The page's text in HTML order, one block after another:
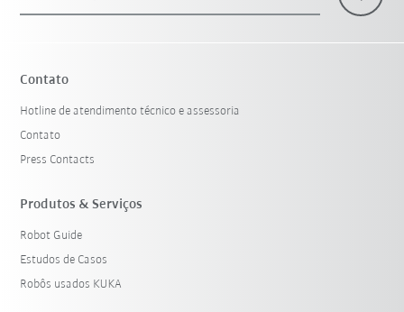
Resetar filtro
Contato
Hotline de atendimento técnico e assessoria
Contato
Press Contacts
Produtos & Serviços
Robot Guide
Estudos de Casos
Robôs usados KUKA